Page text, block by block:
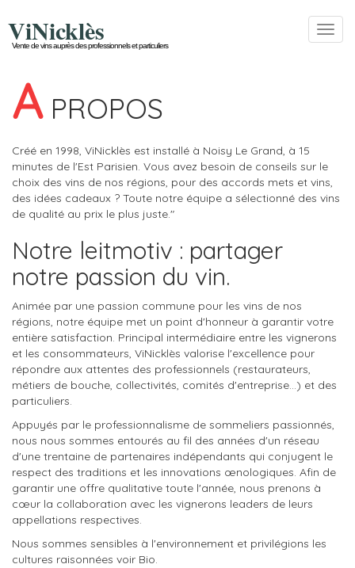
ViNicklès
Vente de vins auprès des professionnels et particuliers
APROPOS
Créé en 1998, ViNicklès est installé à Noisy Le Grand, à 15
minutes de l'Est Parisien. Vous avez besoin de conseils sur le
choix des vins de nos régions, pour des accords mets et vins,
des idées cadeaux ? Toute notre équipe a sélectionné des vins
de qualité au prix le plus juste."
Notre leitmotiv : partager
notre passion du vin.
Animée par une passion commune pour les vins de nos
régions, notre équipe met un point d'honneur à garantir votre
entière satisfaction. Principal intermédiaire entre les vignerons
et les consommateurs, ViNicklès valorise l'excellence pour
répondre aux attentes des professionnels (restaurateurs,
métiers de bouche, collectivités, comités d'entreprise…) et des
particuliers.
Appuyés par le professionnalisme de sommeliers passionnés,
nous nous sommes entourés au fil des années d'un réseau
d'une trentaine de partenaires indépendants qui conjugent le
respect des traditions et les innovations œnologiques. Afin de
garantir une offre qualitative toute l'année, nous prenons à
cœur la collaboration avec les vignerons leaders de leurs
appellations respectives.
Nous sommes sensibles à l'environnement et privilégions les
cultures raisonnées voir Bio.